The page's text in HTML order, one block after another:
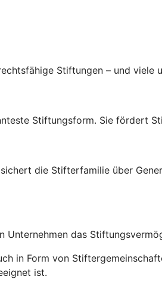
Stiftungen – und viele
Stiftungsform. Sie fördert
die Stifterfamilie über
Unternehmen das
in Form von
ist.